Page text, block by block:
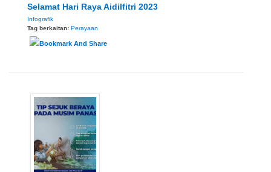
Selamat Hari Raya Aidilfitri 2023
Infografik
Tag berkaitan: Perayaan